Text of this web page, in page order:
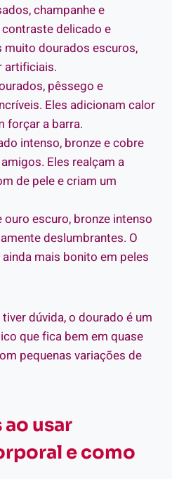
champanhe e
delicado e
muito dourados escuros,
artificiais.
pêssego e
Eles adicionam calor
forçar a barra.
intenso, bronze e cobre
Eles realçam a
de pele e criam um
ouro escuro, bronze intenso
deslumbrantes. O
mais bonito em peles
dúvida, o dourado é um
que fica bem em quase
pequenas variações de
usar
e como